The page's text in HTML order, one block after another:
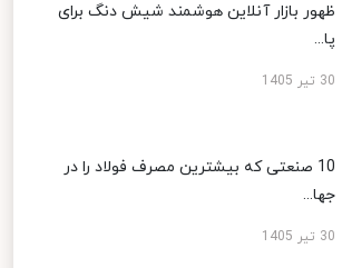
ظهور بازار آنلاین هوشمند شیش دنگ برای
پا...
30 تیر 1405
10 صنعتی که بیشترین مصرف فولاد را در
جها...
30 تیر 1405